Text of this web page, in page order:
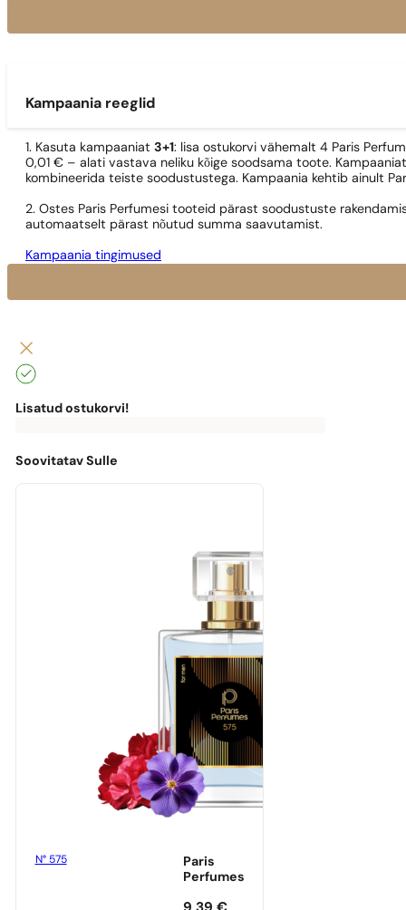
Kampaania reeglid
1. Kasuta kampaaniat 3+1: lisa ostukorvi vähemalt 4 Paris
0,01 € – alati vastava neliku kõige soodsama toote.
kombineerida teiste soodustustega. Kampaania kehtib ainult
2. Ostes Paris Perfumesi tooteid pärast soodustuste
automaatselt pärast nõutud summa saavutamist.
Kampaania tingimused
Lisatud ostukorvi!
puudu
0,00€
Soovitatav Sulle
N° 575
Paris
Perfumes